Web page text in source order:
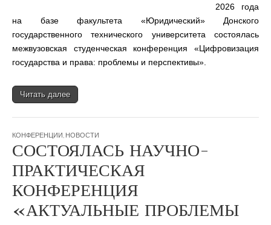
2026 года
на базе факультета «Юридический» Донского
государственного технического университета состоялась
межвузовская студенческая конференция «Цифровизация
государства и права: проблемы и перспективы».
Читать далее
КОНФЕРЕНЦИИ НОВОСТИ
СОСТОЯЛАСЬ НАУЧНО-
ПРАКТИЧЕСКАЯ
КОНФЕРЕНЦИЯ
«АКТУАЛЬНЫЕ ПРОБЛЕМЫ